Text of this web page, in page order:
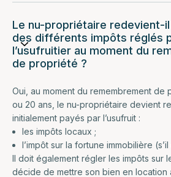
Le nu-propriétaire redevient-
des différents impôts réglés
l’usufruitier au moment du
de propriété ?
Oui, au moment du remembrement de
ou 20 ans, le nu-propriétaire devient
initialement payés par l’usufruit :
les impôts locaux ;
l’impôt sur la fortune immobilière
Il doit également régler les impôts sur
décide de mettre son bien en location